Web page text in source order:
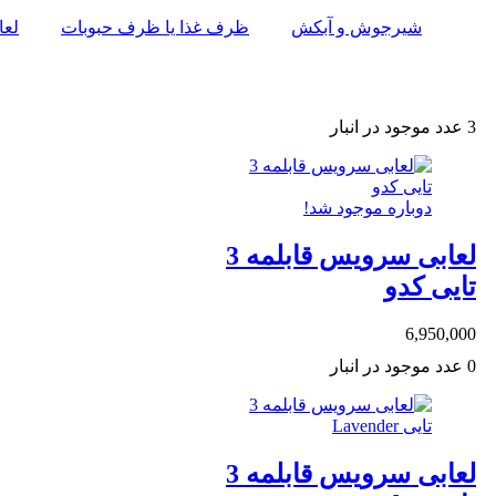
شیرجوش و آبکش ظرف غذا یا ظرف حبوبات
3 عدد موجود در انبار
دوباره موجود شد!
لعابی سرویس قابلمه 3
تایی کدو
6,950,000
0 عدد موجود در انبار
لعابی سرویس قابلمه 3